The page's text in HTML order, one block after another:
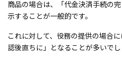
商品の場合は、「代金決済手続の
示することが一般的です。
これに対して、役務の提供の場合
認後直ちに」となることが多いでし